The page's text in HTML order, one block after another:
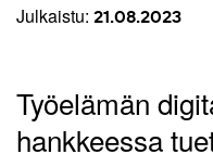
Julkaistu: 21.08.2023
Työelämän
hankkeessa